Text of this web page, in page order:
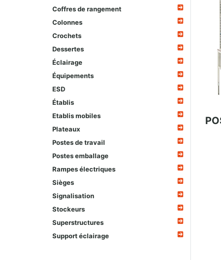
Coffres de rangement
Colonnes
Crochets
Dessertes
Éclairage
Équipements
ESD
Établis
Etablis mobiles
Plateaux
Postes de travail
Postes emballage
Rampes électriques
Sièges
Signalisation
Stockeurs
Superstructures
Support éclairage